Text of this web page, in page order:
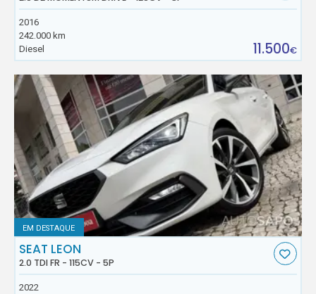
2016
242.000 km
Diesel
11.500€
EM DESTAQUE
SEAT LEON
2.0 TDI FR - 115CV - 5P
2022